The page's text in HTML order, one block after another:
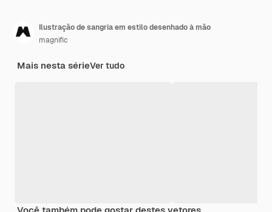
Ilustração de sangria em estilo desenhado à mão
magnific
Mais nesta sérieVer tudo
Você também pode gostar destes vetores